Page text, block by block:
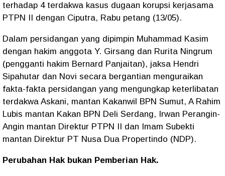
terhadap 4 terdakwa kasus dugaan korupsi kerjasama
PTPN II dengan Ciputra, Rabu petang (13/05).
Dalam persidangan yang dipimpin Muhammad Kasim
dengan hakim anggota Y. Girsang dan Rurita Ningrum
(pengganti hakim Bernard Panjaitan), jaksa Hendri
Sipahutar dan Novi secara bergantian menguraikan
fakta-fakta persidangan yang mengungkap keterlibatan
terdakwa Askani, mantan Kakanwil BPN Sumut, A Rahim
Lubis mantan Kakan BPN Deli Serdang, Irwan Perangin-
Angin mantan Direktur PTPN II dan Imam Subekti
mantan Direktur PT Nusa Dua Propertindo (NDP).
Perubahan Hak bukan Pemberian Hak.